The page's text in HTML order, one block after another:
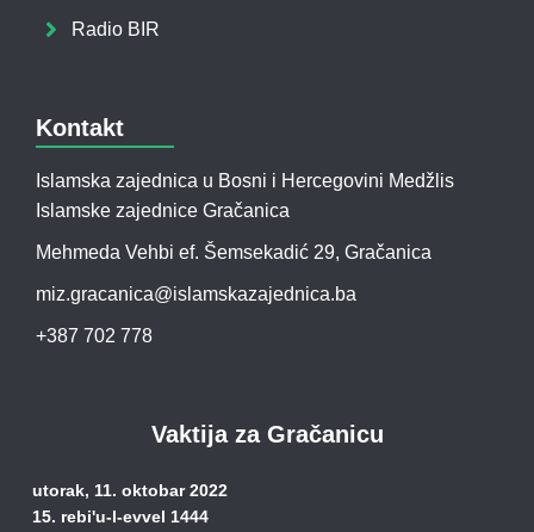
Radio BIR
Kontakt
Islamska zajednica u Bosni i Hercegovini Medžlis
Islamske zajednice Gračanica
Mehmeda Vehbi ef. Šemsekadić 29, Gračanica
miz.gracanica@islamskazajednica.ba
+387 702 778
Vaktija za Gračanicu
utorak, 11. oktobar 2022
15. rebi'u-l-evvel 1444